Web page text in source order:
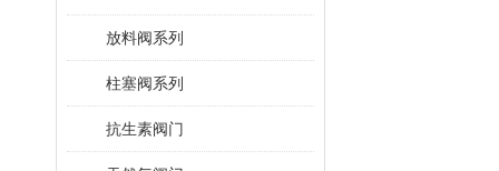
放料阀系列
柱塞阀系列
抗生素阀门